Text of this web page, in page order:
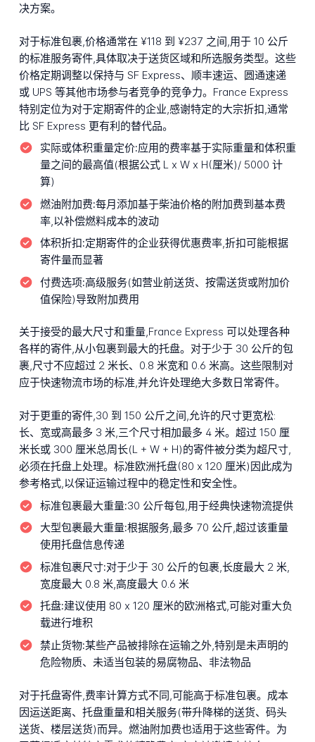
决方案。
对于标准包裹,价格通常在 ¥118 到 ¥237 之间,用于 10 公斤
的标准服务寄件,具体取决于送货区域和所选服务类型。这些
价格定期调整以保持与 SF Express、顺丰速运、圆通速递
或 UPS 等其他市场参与者竞争的竞争力。France Express
特别定位为对于定期寄件的企业,感谢特定的大宗折扣,通常
比 SF Express 更有利的替代品。
实际或体积重量定价:应用的费率基于实际重量和体积重
量之间的最高值(根据公式 L x W x H(厘米)/ 5000 计
算)
燃油附加费:每月添加基于柴油价格的附加费到基本费
率,以补偿燃料成本的波动
体积折扣:定期寄件的企业获得优惠费率,折扣可能根据
寄件量而显著
付费选项:高级服务(如营业前送货、按需送货或附加价
值保险)导致附加费用
关于接受的最大尺寸和重量,France Express 可以处理各种
各样的寄件,从小包裹到最大的托盘。对于少于 30 公斤的包
裹,尺寸不应超过 2 米长、0.8 米宽和 0.6 米高。这些限制对
应于快速物流市场的标准,并允许处理绝大多数日常寄件。
对于更重的寄件,30 到 150 公斤之间,允许的尺寸更宽松:
长、宽或高最多 3 米,三个尺寸相加最多 4 米。超过 150 厘
米长或 300 厘米总周长(L + W + H)的寄件被分类为超尺寸,
必须在托盘上处理。标准欧洲托盘(80 x 120 厘米)因此成为
参考格式,以保证运输过程中的稳定性和安全性。
标准包裹最大重量:30 公斤每包,用于经典快速物流提供
大型包裹最大重量:根据服务,最多 70 公斤,超过该重量
使用托盘信息传递
标准包裹尺寸:对于少于 30 公斤的包裹,长度最大 2 米,
宽度最大 0.8 米,高度最大 0.6 米
托盘:建议使用 80 x 120 厘米的欧洲格式,可能对重大负
载进行堆积
禁止货物:某些产品被排除在运输之外,特别是未声明的
危险物质、未适当包装的易腐物品、非法物品
对于托盘寄件,费率计算方式不同,可能高于标准包裹。成本
因运送距离、托盘重量和相关服务(带升降梯的送货、码头
送货、楼层送货)而异。燃油附加费也适用于这些寄件。为